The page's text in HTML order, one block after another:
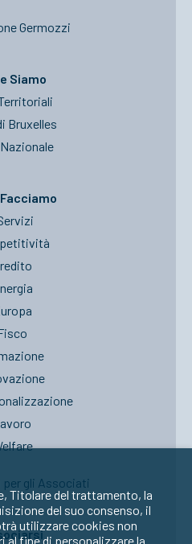
Germozzi
Siamo
Bruxelles
per gli Associati
Titolare del trattamento, la
del suo consenso, il
utilizzare cookies non
fine di personalizzare la